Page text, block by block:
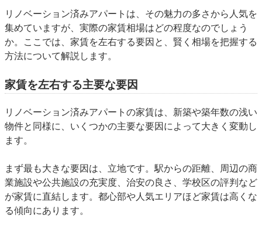
リノベーション済みアパートは、その魅力の多さから人気を
集めていますが、実際の家賃相場はどの程度なのでしょう
か。ここでは、家賃を左右する要因と、賢く相場を把握する
方法について解説します。
家賃を左右する主要な要因
リノベーション済みアパートの家賃は、新築や築年数の浅い
物件と同様に、いくつかの主要な要因によって大きく変動し
ます。
まず最も大きな要因は、 立地です。駅からの距離、周辺の商
業施設や公共施設の充実度、治安の良さ、学校区の評判など
が家賃に直結します。都心部や人気エリアほど家賃は高くな
る傾向にあります。